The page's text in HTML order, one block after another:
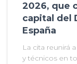
2026, que
capital del
España
La cita reunirá
y técnicos en